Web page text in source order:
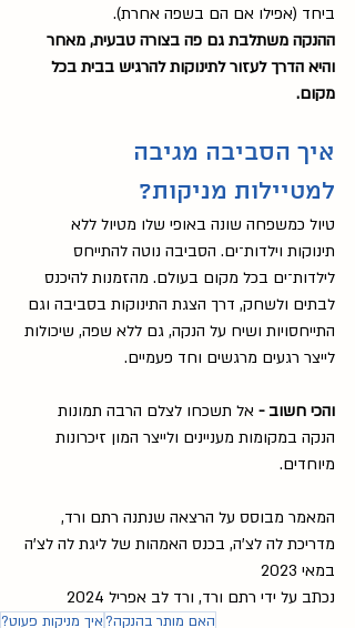
ביחד (אפילו אם הם בשפה אחרת).
ההנקה משתלבת גם פה בצורה טבעית, מאחר
והיא הדרך לעזור לתינוקות להרגיש בבית בכל
מקום.
איך הסביבה מגיבה
למטיילות מניקות?
טיול כמשפחה שונה באופי שלו מטיול ללא
תינוקות וילדות־ים. הסביבה נוטה להתייחס
לילדות־ים בכל מקום בעולם. מהזמנות להיכנס
לבתים ולשחק, דרך הצגת התינוקות בסביבה וגם
התייחסויות ושיח על הנקה, גם ללא שפה, שיכולות
לייצר רגעים מרגשים וחד פעמיים.
והכי חשוב - אל תשכחו לצלם הרבה תמונות
הנקה במקומות מעניינים ולייצר המון זיכרונות
מיוחדים.
המאמר מבוסס על הרצאה שנתנה רתם ורד,
מדריכת לה לצ'ה, בכנס האמהות של ליגת לה לצ'ה
במאי 2023
נכתב על ידי רתם ורד, ורד לב אפריל 2024
האם מותר בהנקה?איך מניקות פעוט?